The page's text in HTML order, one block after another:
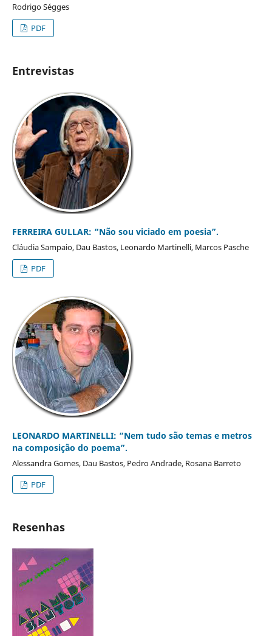
Rodrigo Ségges
PDF
Entrevistas
FERREIRA GULLAR: “Não sou viciado em poesia”.
Cláudia Sampaio, Dau Bastos, Leonardo Martinelli, Marcos Pasche
PDF
LEONARDO MARTINELLI: “Nem tudo são temas e metros
na composição do poema”.
Alessandra Gomes, Dau Bastos, Pedro Andrade, Rosana Barreto
PDF
Resenhas